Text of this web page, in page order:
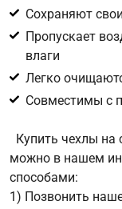
Сохраняют
Пропускает
влаги
Легко
Совместимы с
Купить чехлы
можно в нашем
способами:
1) Позвонить